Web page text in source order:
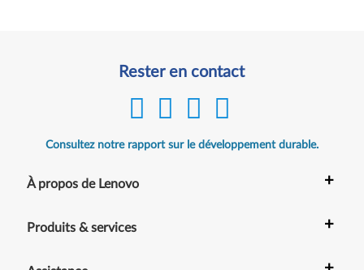
Rester en contact
Consultez notre rapport sur le développement durable.
À propos de Lenovo +
Produits & services +